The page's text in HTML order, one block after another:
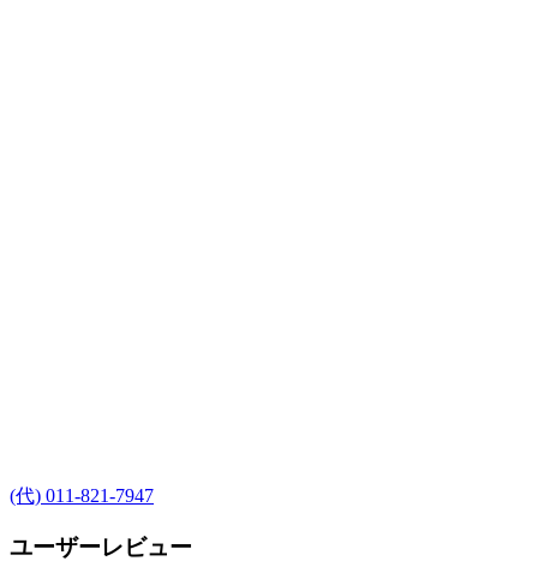
(代) 011-821-7947
ユーザーレビュー